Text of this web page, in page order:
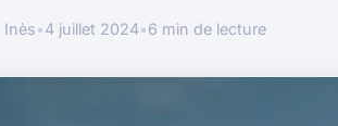
Inès•4 juillet 2024•6 min de lecture